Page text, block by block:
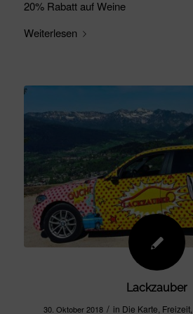
20% Rabatt auf Weine
Weiterlesen
Lackzauber
30. Oktober 2018 / in Die Karte, Freizeit,